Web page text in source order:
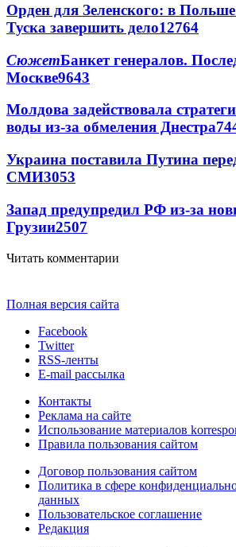
Орден для Зеленского: в
Туска завершить дело12764
СюжетБанкет генералов.
Москве9643
Молдова задействовала
воды из-за обмеления Днестра
Украина поставила Путина
СМИ3053
Запад предупредил РФ из-за
Грузии2507
Читать комментарии
Полная версия сайта
Facebook
Twitter
RSS-ленты
E-mail рассылка
Контакты
Реклама на сайте
Использование материалов
Правила пользования сайтом
Договор пользования сайтом
Политика в сфере
данных
Пользовательское соглашение
Редакция